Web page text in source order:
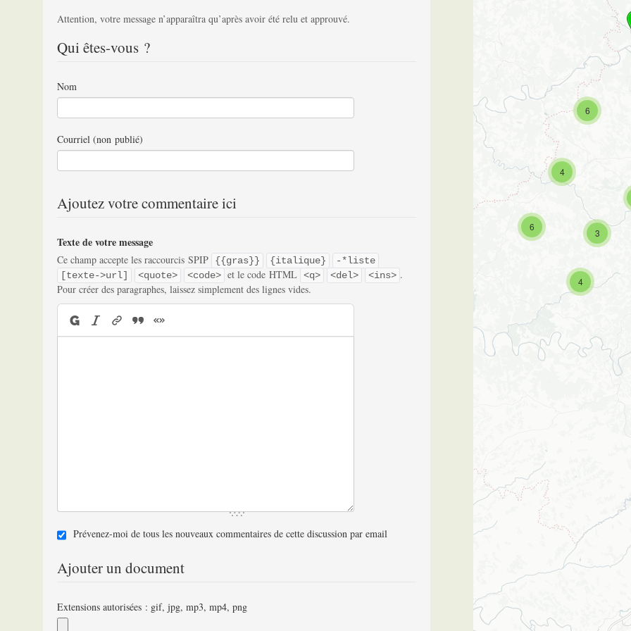
Attention, votre message n’apparaîtra qu’après avoir été relu et approuvé.
Qui êtes-vous ?
Nom
Courriel (non publié)
Ajoutez votre commentaire ici
Texte de votre message
Ce champ accepte les raccourcis SPIP {{gras}} {italique}
-*liste
[texte->url]
<quote> <code> et le code HTML <q> <del> <ins> .
Pour créer des paragraphes, laissez simplement des lignes vides.
Prévenez-moi de tous les nouveaux commentaires de cette discussion par email
Ajouter un document
Extensions autorisées : gif, jpg, mp3, mp4, png
4
3
6
4
6